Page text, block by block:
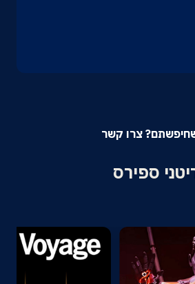
צרו קשר
ספירס